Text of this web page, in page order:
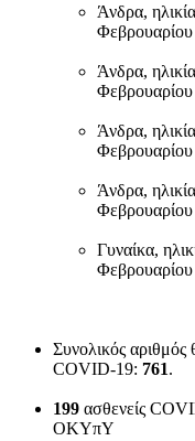
Άνδρα,
Φεβρουαρίου
Άνδρα,
Φεβρουαρίου
Άνδρα,
Φεβρουαρίου
Άνδρα,
Φεβρουαρίου
Γυναίκα,
Φεβρουαρίου
Συνολικός αριθμός
COVID-19: 761.
199 ασθενείς
ΟΚΥπΥ